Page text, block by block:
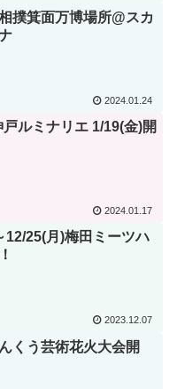
撲箕面万博場所@スカ
2024.01.24
ルミナリエ 1/19(金)開
2024.01.17
12/25(月)梅田ミーツハ
2023.12.07
くう芸術花火大会開